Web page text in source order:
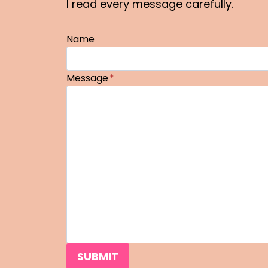
I read every message carefully.
Name
Message*
SUBMIT